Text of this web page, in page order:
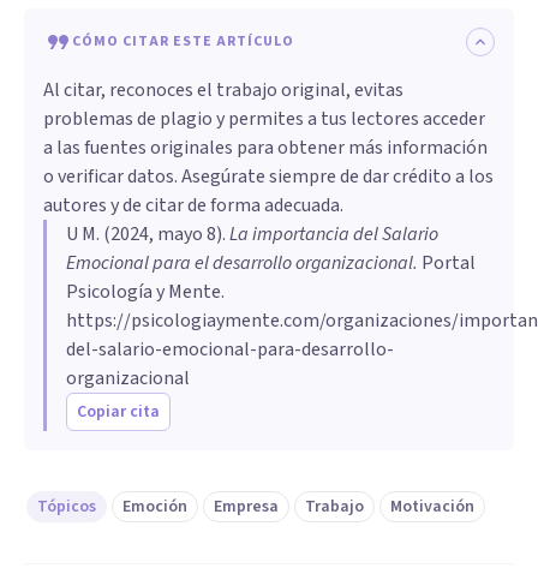
CÓMO CITAR ESTE ARTÍCULO
Al citar, reconoces el trabajo original, evitas
problemas de plagio y permites a tus lectores acceder
a las fuentes originales para obtener más información
o verificar datos. Asegúrate siempre de dar crédito a los
autores y de citar de forma adecuada.
U M. (2024, mayo 8).La importancia del Salario
Emocional para el desarrollo organizacional. Portal
Psicología y Mente.
https://psicologiaymente.com/organizaciones/
del-salario-emocional-para-desarrollo-
organizacional
Copiar cita
Tópicos Emoción Empresa Trabajo Motivación